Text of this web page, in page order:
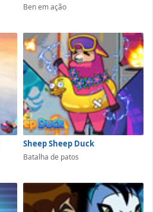
Ben em ação
Sheep Sheep Duck
Batalha de patos